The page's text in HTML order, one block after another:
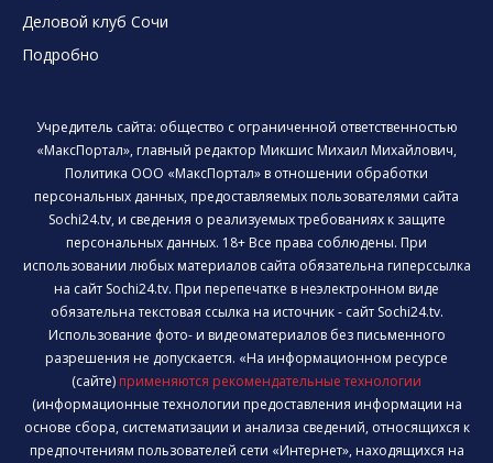
Деловой клуб Сочи
Подробно
Учредитель сайта: общество с ограниченной ответственностью
«МаксПортал», главный редактор Микшис Михаил Михайлович,
Политика ООО «МаксПортал» в отношении обработки
персональных данных, предоставляемых пользователями сайта
Sochi24.tv, и сведения о реализуемых требованиях к защите
персональных данных. 18+ Все права соблюдены. При
использовании любых материалов сайта обязательна гиперссылка
на сайт Sochi24.tv. При перепечатке в неэлектронном виде
обязательна текстовая ссылка на источник - сайт Sochi24.tv.
Использование фото- и видеоматериалов без письменного
разрешения не допускается. «На информационном ресурсе
(сайте) применяются рекомендательные технологии
(информационные технологии предоставления информации на
основе сбора, систематизации и анализа сведений, относящихся к
предпочтениям пользователей сети «Интернет», находящихся на